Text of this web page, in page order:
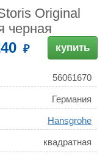
Original
черная
купить
56061670
Германия
Hansgrohe
квадратная